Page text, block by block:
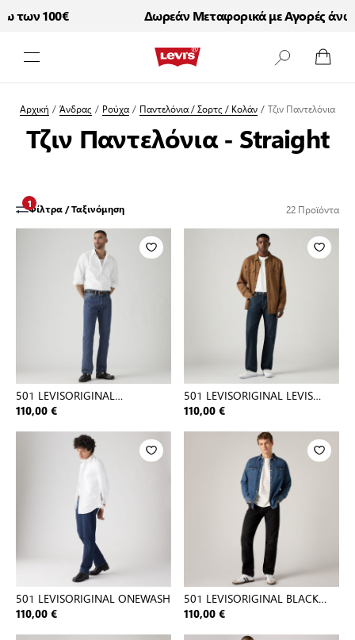
100€ Δωρεάν Μεταφορικά με Αγορές άνω
Αρχική /Άνδρας / Ρούχα/ Παντελόνια / Σορτς / Κολάν/Τζιν Παντελόνια
Τζιν Παντελόνια - Straight
Φίλτρα / Ταξινόμηση
1 22Προϊόντα
501 LEVISORIGINAL
STONEWASH 80
110,00 €
501 LEVISORIGINAL LEVIS
MARLON
110,00 €
501 LEVISORIGINAL ONEWASH
110,00 €
501 LEVISORIGINAL BLACK
80701
110,00 €